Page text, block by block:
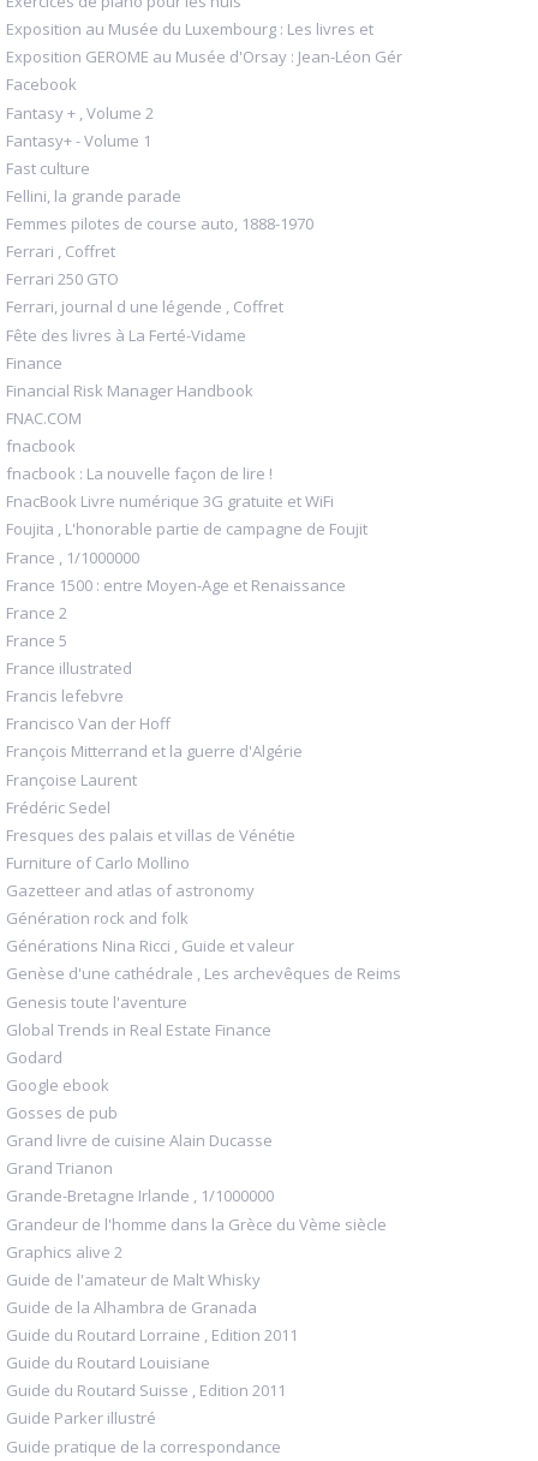
Exposition au Musée du Luxembourg : Les livres et
Exposition GEROME au Musée d'Orsay : Jean-Léon Gér
Facebook
Fantasy + , Volume 2
Fantasy+ - Volume 1
Fast culture
Fellini, la grande parade
Femmes pilotes de course auto, 1888-1970
Ferrari , Coffret
Ferrari 250 GTO
Ferrari, journal d une légende , Coffret
Fête des livres à La Ferté-Vidame
Finance
Financial Risk Manager Handbook
FNAC.COM
fnacbook
fnacbook : La nouvelle façon de lire !
FnacBook Livre numérique 3G gratuite et WiFi
Foujita , L'honorable partie de campagne de Foujit
France , 1/1000000
France 1500 : entre Moyen-Age et Renaissance
France 2
France 5
France illustrated
Francis lefebvre
Francisco Van der Hoff
François Mitterrand et la guerre d'Algérie
Françoise Laurent
Frédéric Sedel
Fresques des palais et villas de Vénétie
Furniture of Carlo Mollino
Gazetteer and atlas of astronomy
Génération rock and folk
Générations Nina Ricci , Guide et valeur
Genèse d'une cathédrale , Les archevêques de Reims
Genesis toute l'aventure
Global Trends in Real Estate Finance
Godard
Google ebook
Gosses de pub
Grand livre de cuisine Alain Ducasse
Grand Trianon
Grande-Bretagne Irlande , 1/1000000
Grandeur de l'homme dans la Grèce du Vème siècle
Graphics alive 2
Guide de l'amateur de Malt Whisky
Guide de la Alhambra de Granada
Guide du Routard Lorraine , Edition 2011
Guide du Routard Louisiane
Guide du Routard Suisse , Edition 2011
Guide Parker illustré
Guide pratique de la correspondance